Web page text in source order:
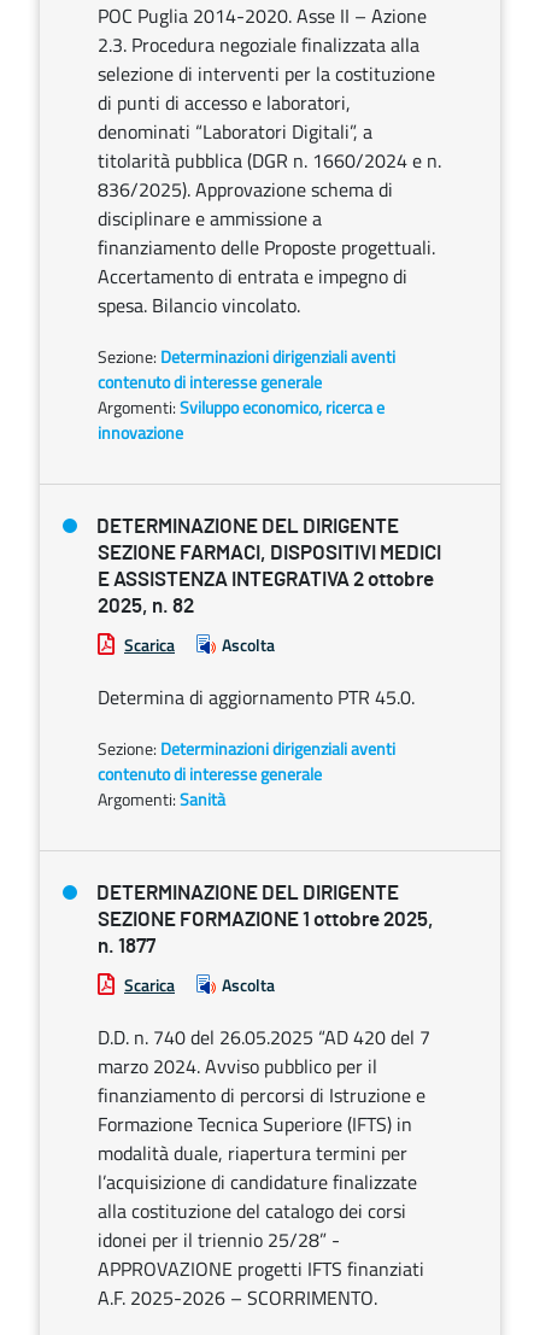
POC Puglia 2014-2020. Asse II – Azione
2.3. Procedura negoziale finalizzata alla
selezione di interventi per la costituzione
di punti di accesso e laboratori,
denominati “Laboratori Digitali”, a
titolarità pubblica (DGR n. 1660/2024 e n.
836/2025). Approvazione schema di
disciplinare e ammissione a
finanziamento delle Proposte progettuali.
Accertamento di entrata e impegno di
spesa. Bilancio vincolato.
Sezione: Determinazioni dirigenziali aventi
contenuto di interesse generale
Argomenti:Sviluppo economico, ricerca e
innovazione
DETERMINAZIONE DEL DIRIGENTE
SEZIONE FARMACI, DISPOSITIVI MEDICI
E ASSISTENZA INTEGRATIVA 2 ottobre
2025, n. 82
Scarica Ascolta
Determina di aggiornamento PTR 45.0.
Sezione: Determinazioni dirigenziali aventi
contenuto di interesse generale
Argomenti:Sanità
DETERMINAZIONE DEL DIRIGENTE
SEZIONE FORMAZIONE 1 ottobre 2025,
n. 1877
Scarica Ascolta
D.D. n. 740 del 26.05.2025 “AD 420 del 7
marzo 2024. Avviso pubblico per il
finanziamento di percorsi di Istruzione e
Formazione Tecnica Superiore (IFTS) in
modalità duale, riapertura termini per
l’acquisizione di candidature finalizzate
alla costituzione del catalogo dei corsi
idonei per il triennio 25/28” -
APPROVAZIONE progetti IFTS finanziati
A.F. 2025-2026 – SCORRIMENTO.